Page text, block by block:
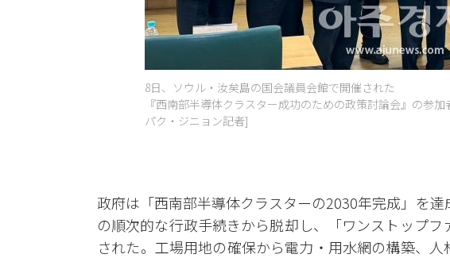
8日、ソウル・汝矣島の国会議員会館で開催された
『西南部半導体クラスター成功のための政策討論会』の参
パク・ジニョン記者]
政府は「西南部半導体クラスターの2030年完成」を
の順次的な行政手続きから脱却し、「ワンストップ
された。工場用地の確保から電力・用水網の構築、